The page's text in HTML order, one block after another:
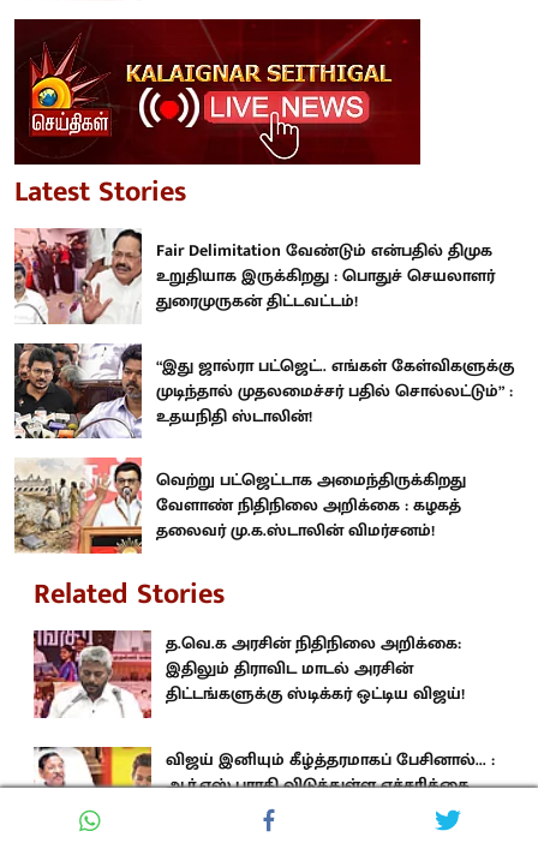
Latest Stories
Fair Delimitation வேண்டும் என்பதில் திமுக
உறுதியாக இருக்கிறது : பொதுச் செயலாளர்
துரைமுருகன் திட்டவட்டம்!
“இது ஜால்ரா பட்ஜெட்.. எங்கள் கேள்விகளுக்கு
முடிந்தால் முதலமைச்சர் பதில் சொல்லட்டும்” :
உதயநிதி ஸ்டாலின்!
வெற்று பட்ஜெட்டாக அமைந்திருக்கிறது
வேளாண் நிதிநிலை அறிக்கை : கழகத்
தலைவர் மு.க.ஸ்டாலின் விமர்சனம்!
Related Stories
த.வெ.க அரசின் நிதிநிலை அறிக்கை:
இதிலும் திராவிட மாடல் அரசின்
திட்டங்களுக்கு ஸ்டிக்கர் ஒட்டிய விஜய்!
விஜய் இனியும் கீழ்த்தரமாகப் பேசினால்... :
ஆர்.எஸ்.பாரதி விடுத்துள்ள எச்சரிக்கை